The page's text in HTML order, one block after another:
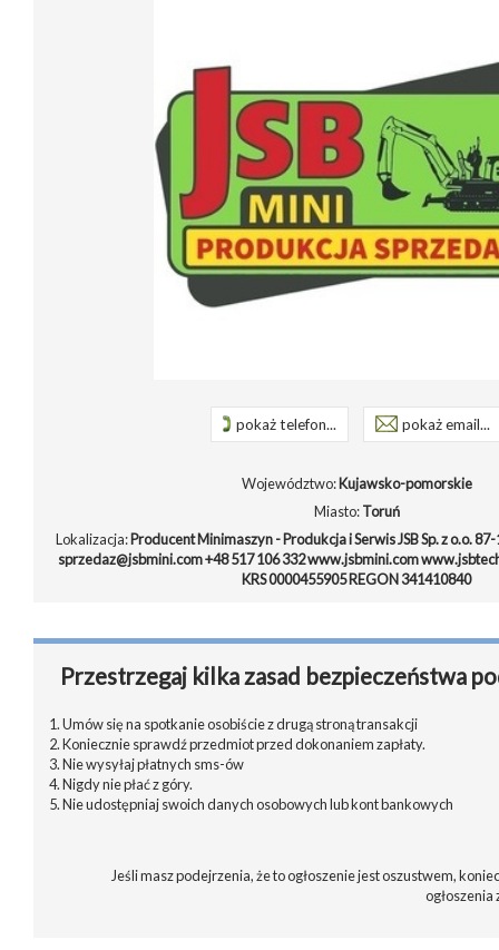
pokaż telefon... pokaż email...
Województwo:Kujawsko-pomorskie
Miasto:Toruń
Lokalizacja:Producent Minimaszyn - Produkcja i Serwis JSB Sp. z o.o.
sprzedaz@jsbmini.com +48 517 106 332 www.jsbmini.com
KRS 0000455905 REGON 341410840
Przestrzegaj kilka zasad bezpieczeństwa
1. Umów się na spotkanie osobiście z drugą stroną transakcji
2. Koniecznie sprawdź przedmiot przed dokonaniem zapłaty.
3. Nie wysyłaj płatnych sms-ów
4. Nigdy nie płać z góry.
5. Nie udostępniaj swoich danych osobowych lub kont bankowych
Jeśli masz podejrzenia, że to ogłoszenie jest oszustwem,